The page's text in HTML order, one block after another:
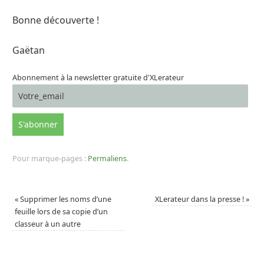
Bonne découverte !
Gaëtan
Abonnement à la newsletter gratuite d'XLerateur
Pour marque-pages : Permaliens.
«Supprimer les noms d’une
feuille lors de sa copie d’un
classeur à un autre
XLerateur dans la presse !»